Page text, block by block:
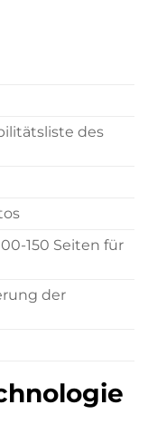
des
150 Seiten für
der